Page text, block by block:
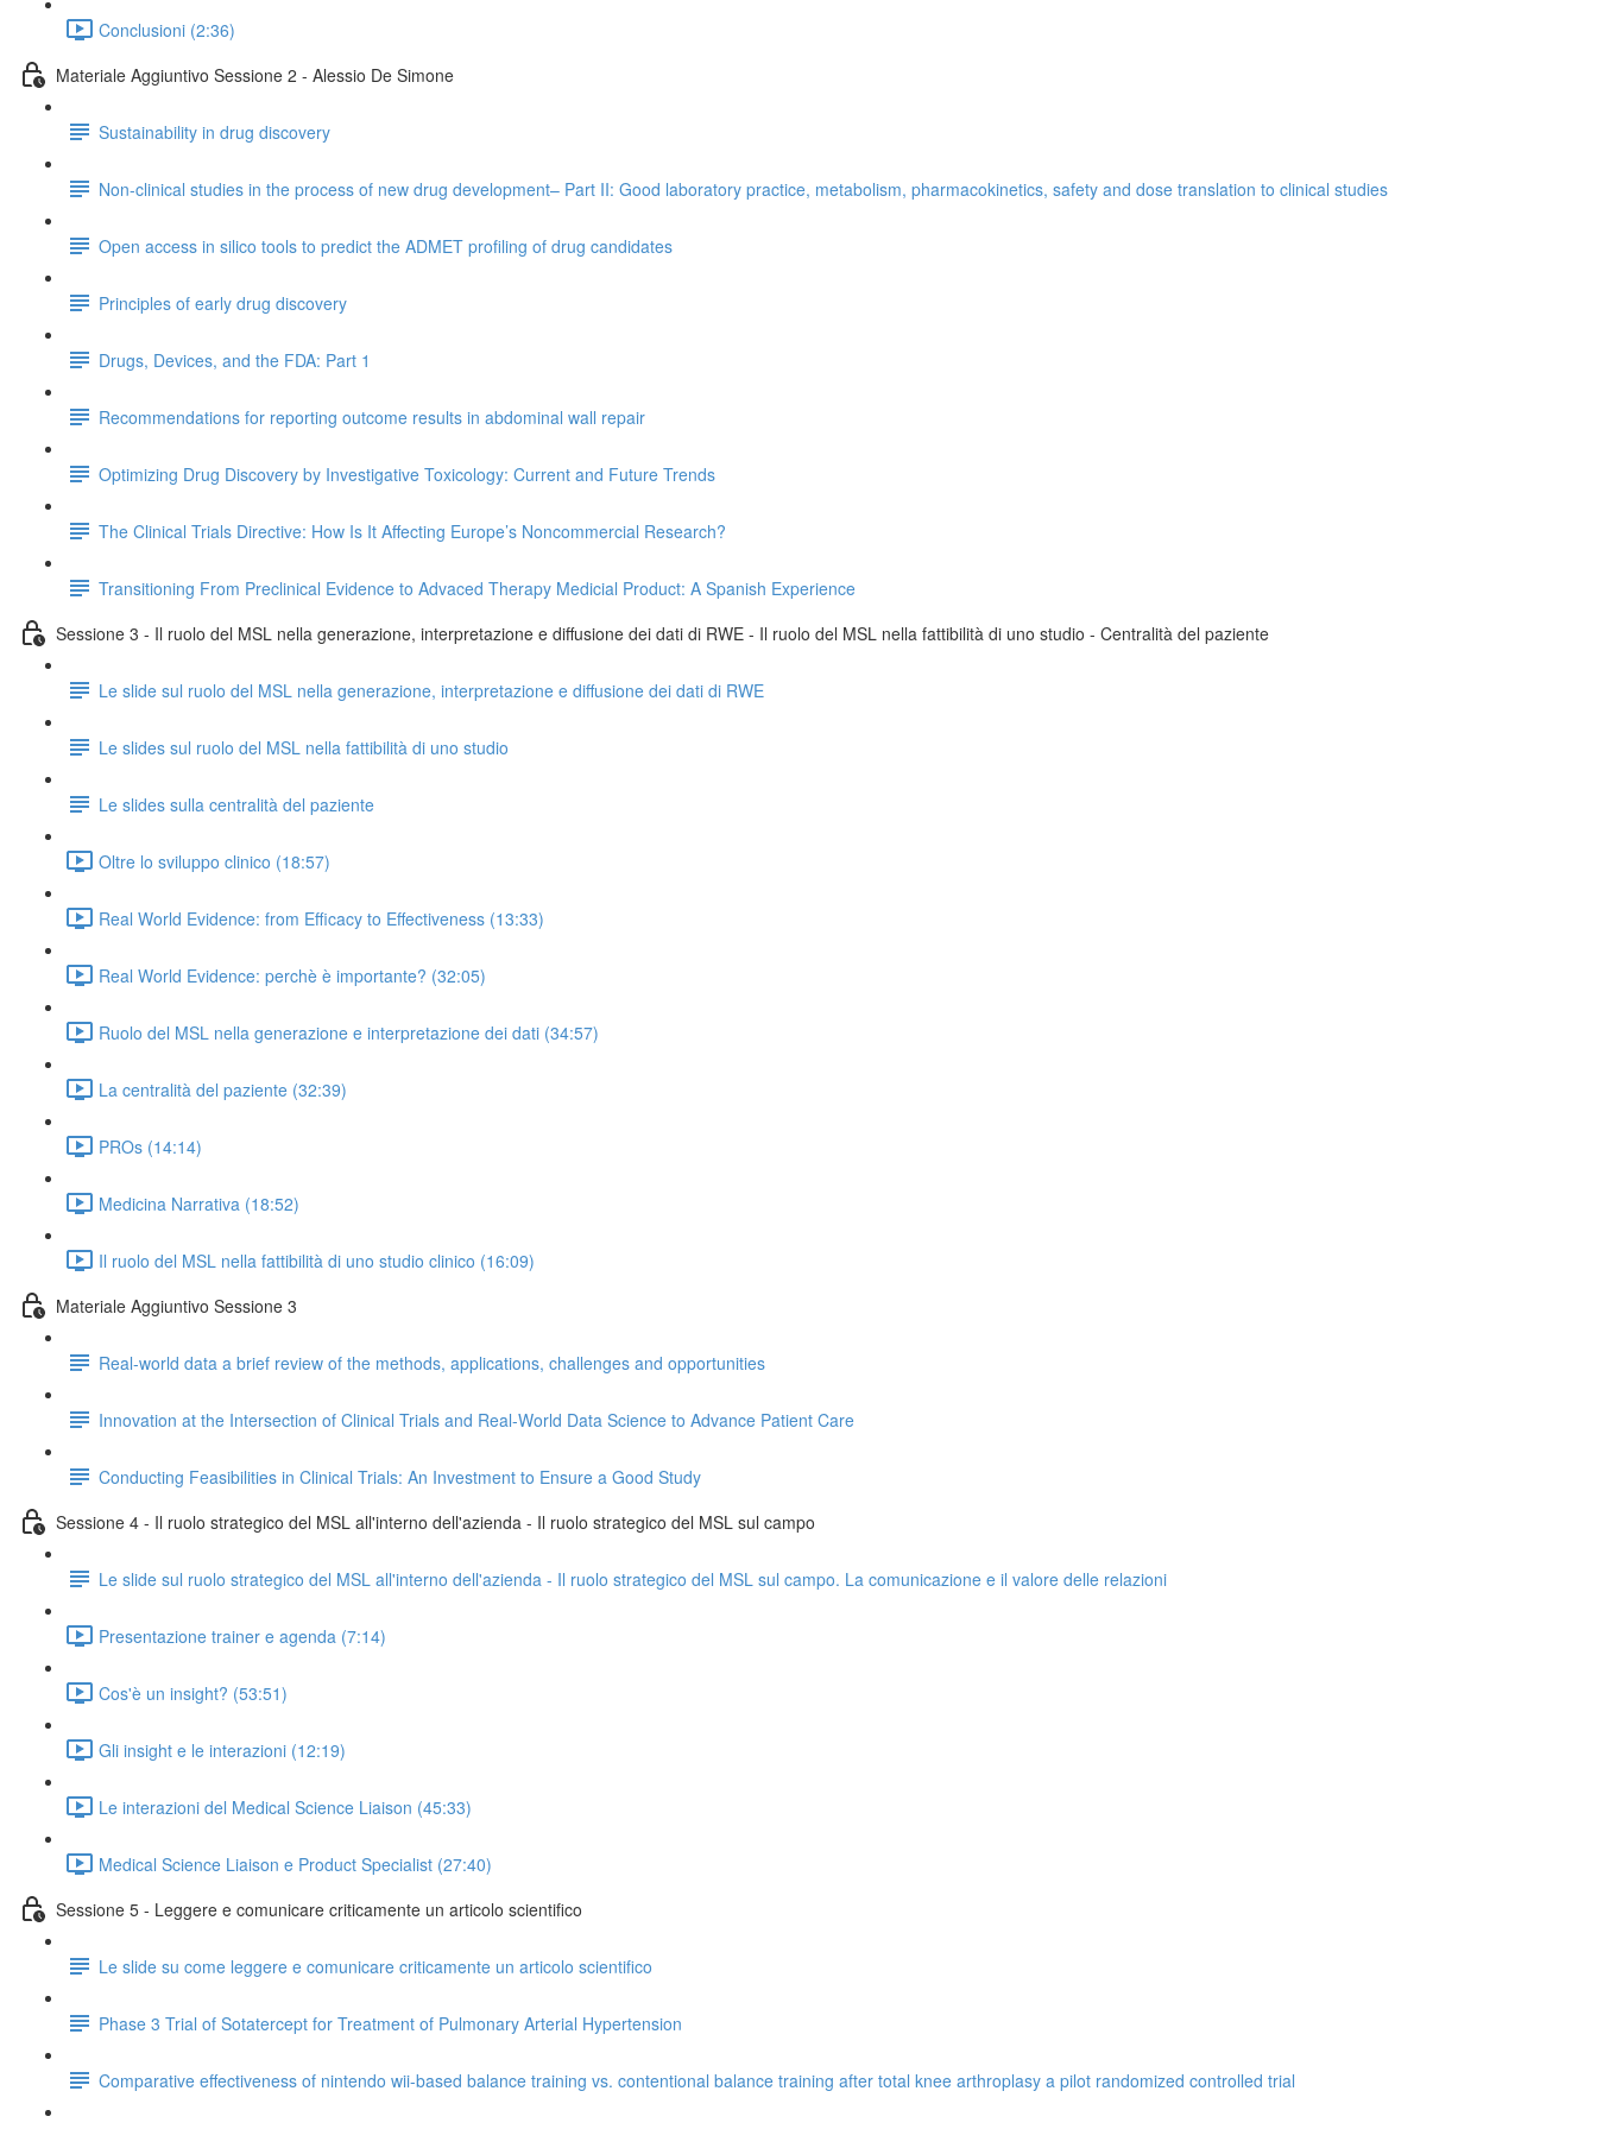
Conclusioni (2:36)
Materiale Aggiuntivo Sessione 2 - Alessio De Simone
Sustainability in drug discovery
Non-clinical studies in the process of new drug development– Part II: Good laboratory practice, metabolism, pharmacokinetics, safety and dose translation to clinical studies
Open access in silico tools to predict the ADMET profiling of drug candidates
Principles of early drug discovery
Drugs, Devices, and the FDA: Part 1
Recommendations for reporting outcome results in abdominal wall repair
Optimizing Drug Discovery by Investigative Toxicology: Current and Future Trends
The Clinical Trials Directive: How Is It Affecting Europe’s Noncommercial Research?
Transitioning From Preclinical Evidence to Advaced Therapy Medicial Product: A Spanish Experience
Sessione 3 - Il ruolo del MSL nella generazione, interpretazione e diffusione dei dati di RWE - Il ruolo del MSL nella fattibilità di uno studio - Centralità del paziente
Le slide sul ruolo del MSL nella generazione, interpretazione e diffusione dei dati di RWE
Le slides sul ruolo del MSL nella fattibilità di uno studio
Le slides sulla centralità del paziente
Oltre lo sviluppo clinico (18:57)
Real World Evidence: from Efficacy to Effectiveness (13:33)
Real World Evidence: perchè è importante? (32:05)
Ruolo del MSL nella generazione e interpretazione dei dati (34:57)
La centralità del paziente (32:39)
PROs (14:14)
Medicina Narrativa (18:52)
Il ruolo del MSL nella fattibilità di uno studio clinico (16:09)
Materiale Aggiuntivo Sessione 3
Real-world data a brief review of the methods, applications, challenges and opportunities
Innovation at the Intersection of Clinical Trials and Real-World Data Science to Advance Patient Care
Conducting Feasibilities in Clinical Trials: An Investment to Ensure a Good Study
Sessione 4 - Il ruolo strategico del MSL all'interno dell'azienda - Il ruolo strategico del MSL sul campo
Le slide sul ruolo strategico del MSL all'interno dell'azienda - Il ruolo strategico del MSL sul campo. La comunicazione e il valore delle relazioni
Presentazione trainer e agenda (7:14)
Cos'è un insight? (53:51)
Gli insight e le interazioni (12:19)
Le interazioni del Medical Science Liaison (45:33)
Medical Science Liaison e Product Specialist (27:40)
Sessione 5 - Leggere e comunicare criticamente un articolo scientifico
Le slide su come leggere e comunicare criticamente un articolo scientifico
Phase 3 Trial of Sotatercept for Treatment of Pulmonary Arterial Hypertension
Comparative effectiveness of nintendo wii-based balance training vs. contentional balance training after total knee arthroplasy a pilot randomized controlled trial